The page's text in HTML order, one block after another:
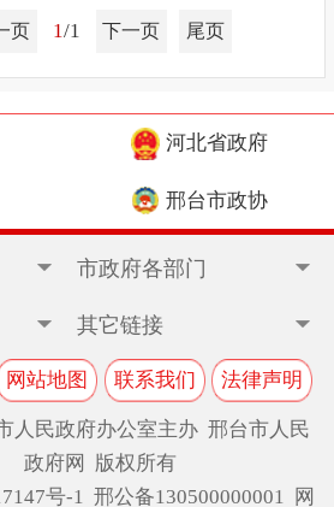
页 1/1 下一页 尾页
河北省政府
邢台市政协
市政府各部门
其它链接
网站地图 联系我们 法律声明
人民政府办公室主办 邢台市人民
政府网 版权所有
号-1 邢公备130500000001 网